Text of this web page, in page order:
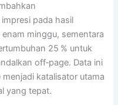
pada hasil
minggu, sementara
25 % untuk
off‑page. Data ini
katalisator utama
yang tepat.